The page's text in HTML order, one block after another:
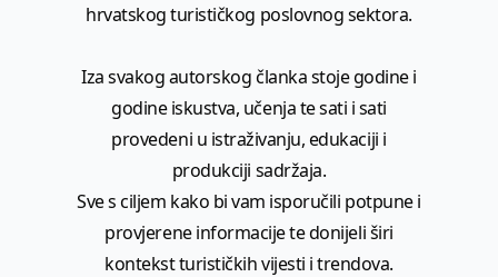
hrvatskog turističkog poslovnog sektora.
Iza svakog autorskog članka stoje godine i
godine iskustva, učenja te sati i sati
provedeni u istraživanju, edukaciji i
produkciji sadržaja.
Sve s ciljem kako bi vam isporučili potpune i
provjerene informacije te donijeli širi
kontekst turističkih vijesti i trendova.